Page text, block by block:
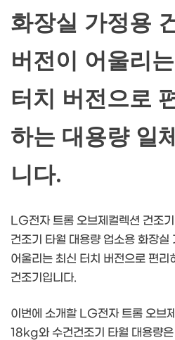
화장실 가정용
버전이 어울리
터치 버전으로
하는 대용량 일
니다.
LG전자 트롬 오브제컬렉션 건조
건조기 타월 대용량 업소용 화장실
어울리는 최신 터치 버전으로 편리
건조기입니다.
이번에 소개할 LG전자 트롬 오브
18kg와 수건건조기 타월 대용량